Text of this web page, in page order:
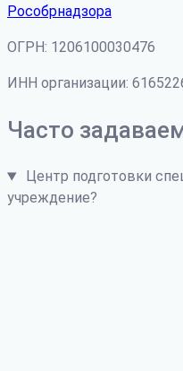
Рособрнадзора
ОГРН: 1206100030476
ИНН организации:
Часто
Центр подготовки
учреждение?